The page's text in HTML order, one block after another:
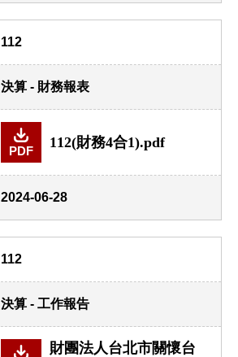
112
決算 - 財務報表
PDF
112(財務4合1).pdf
2024-06-28
112
決算 - 工作報告
財團法人台北市關懷台